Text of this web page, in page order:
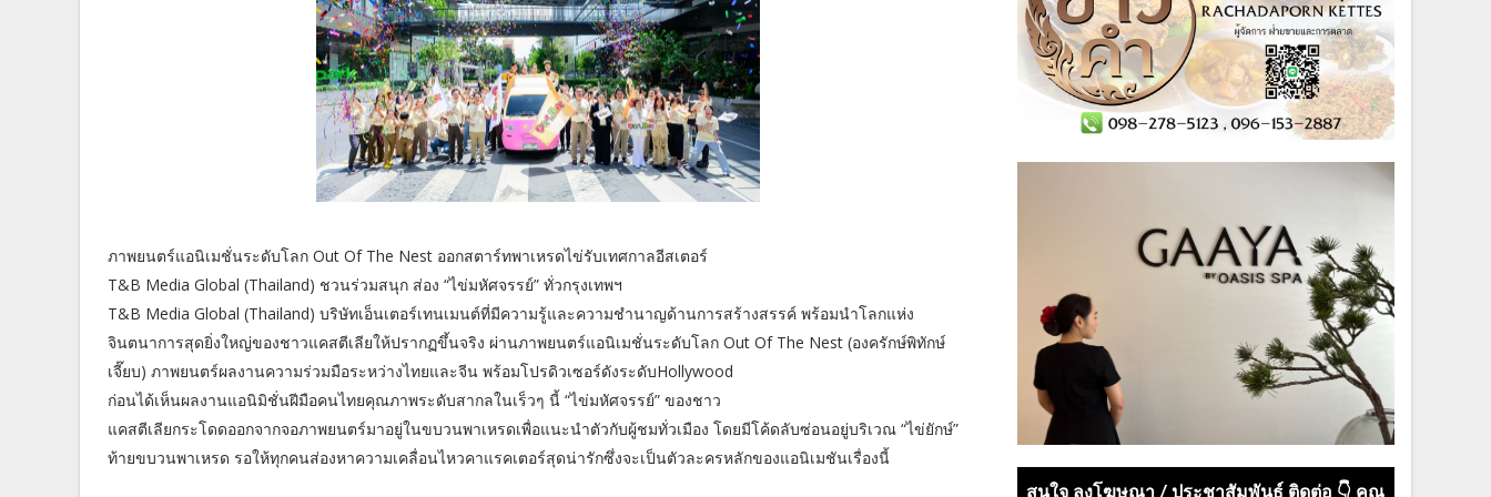
ภาพยนตร์แอนิเมชั่นระดับโลก Out Of The Nest ออกสตาร์ทพาเหรดไข่รับเทศกาลอีสเตอร์
T&B Media Global (Thailand) ชวนร่วมสนุก ส่อง “ไข่มหัศจรรย์” ทั่วกรุงเทพฯ
T&B Media Global (Thailand) บริษัทเอ็นเตอร์เทนเมนต์ที่มีความรู้และความชำนาญด้านการสร้างสรรค์ พร้อมนำโลกแห่ง
จินตนาการสุดยิ่งใหญ่ของชาวแคสตีเลียให้ปรากฏขึ้นจริง ผ่านภาพยนตร์แอนิเมชั่นระดับโลก Out Of The Nest (องครักษ์พิทักษ์
เจี๊ยบ) ภาพยนตร์ผลงานความร่วมมือระหว่างไทยและจีน พร้อมโปรดิวเซอร์ดังระดับHollywood
ก่อนได้เห็นผลงานแอนิมิชั่นฝีมือคนไทยคุณภาพระดับสากลในเร็วๆ นี้ “ไข่มหัศจรรย์” ของชาว
แคสตีเลียกระโดดออกจากจอภาพยนตร์มาอยู่ในขบวนพาเหรดเพื่อแนะนำตัวกับผู้ชมทั่วเมือง โดยมีโค้ดลับซ่อนอยู่บริเวณ “ไข่ยักษ์”
ท้ายขบวนพาเหรด รอให้ทุกคนส่องหาความเคลื่อนไหวคาแรคเตอร์สุดน่ารักซึ่งจะเป็นตัวละครหลักของแอนิเมชันเรื่องนี้
สนใจ ลงโฆษณา / ประชาสัมพันธ์ ติดต่อ 👇 คุณ